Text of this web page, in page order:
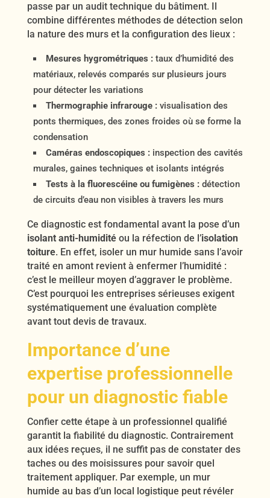
passe par un audit technique du bâtiment. Il
combine différentes méthodes de détection selon
la nature des murs et la configuration des lieux :
Mesures hygrométriques :taux d’humidité des
matériaux, relevés comparés sur plusieurs jours
pour détecter les variations
Thermographie infrarouge :visualisation des
ponts thermiques, des zones froides où se forme la
condensation
Caméras endoscopiques :inspection des cavités
murales, gaines techniques et isolants intégrés
Tests à la fluorescéine ou fumigènes :détection
de circuits d’eau non visibles à travers les murs
Ce diagnostic est fondamental avant la pose d’un
isolant anti-humiditéou la réfection de l’isolation
toiture. En effet, isoler un mur humide sans l’avoir
traité en amont revient à enfermer l’humidité :
c’est le meilleur moyen d’aggraver le problème.
C’est pourquoi les entreprises sérieuses exigent
systématiquement une évaluation complète
avant tout devis de travaux.
Importance d’une
expertise professionnelle
pour un diagnostic fiable
Confier cette étape à un professionnel qualifié
garantit la fiabilité du diagnostic. Contrairement
aux idées reçues, il ne suffit pas de constater des
taches ou des moisissures pour savoir quel
traitement appliquer. Par exemple, un mur
humide au bas d’un local logistique peut révéler